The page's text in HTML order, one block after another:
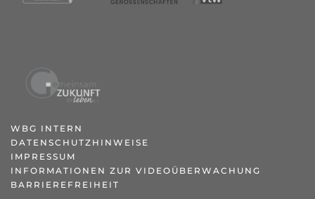
WBG INTERN
DATENSCHUTZHINWEISE
IMPRESSUM
INFORMATIONEN ZUR VIDEOÜBERWACHUNG
BARRIEREFREIHEIT